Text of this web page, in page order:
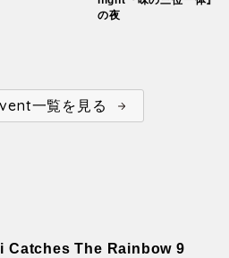
の夜
一覧を見る
Catches The Rainbow 9